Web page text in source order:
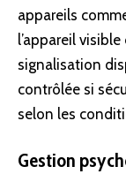
appareils
l’appareil
signalisation
contrôlée si
selon les
Gestion